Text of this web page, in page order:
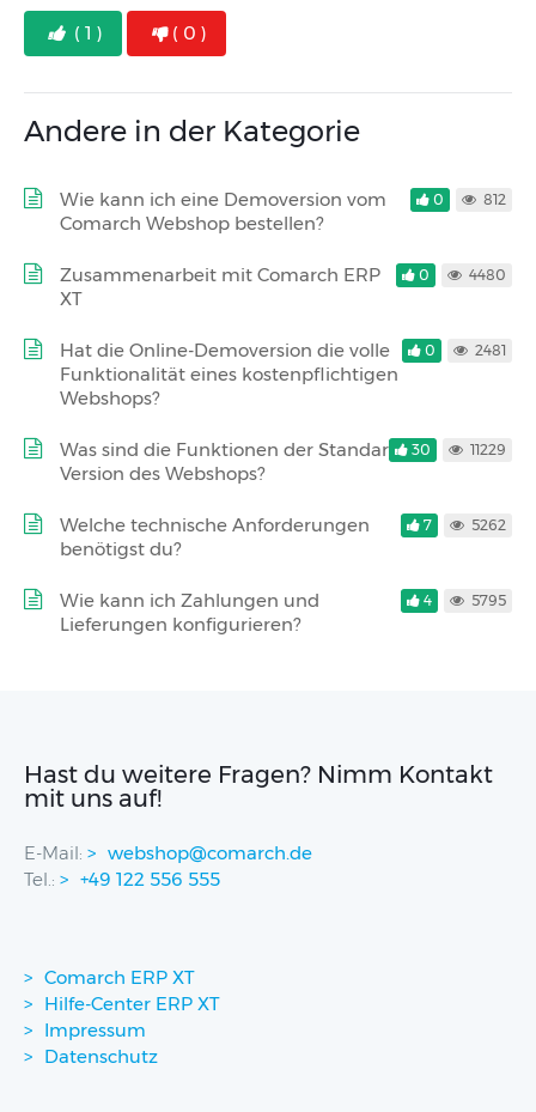
( 1 ) ( 0 )
Andere in der Kategorie
Wie kann ich eine Demoversion vom
Comarch Webshop bestellen?
0 812
Zusammenarbeit mit Comarch ERP
XT
0 4480
Hat die Online-Demoversion die volle
Funktionalität eines kostenpflichtigen
Webshops?
0 2481
Was sind die Funktionen der Standard-
Version des Webshops?
30 11229
Welche technische Anforderungen
benötigst du?
7 5262
Wie kann ich Zahlungen und
Lieferungen konfigurieren?
4 5795
Hast du weitere Fragen? Nimm Kontakt
mit uns auf!
E-Mail:
webshop@comarch.de
Tel.:
+49 122 556 555
Comarch ERP XT
Hilfe-Center ERP XT
Impressum
Datenschutz